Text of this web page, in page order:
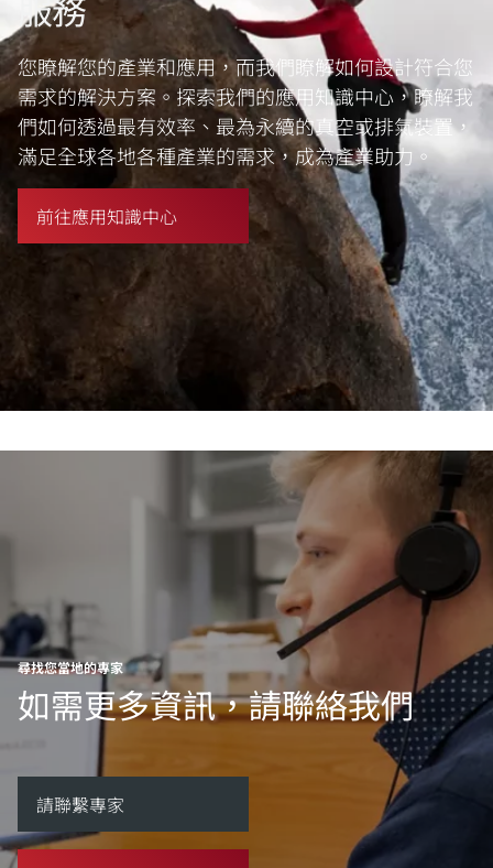
您瞭解您的產業和應用，而我們瞭解如何設計符合您
需求的解決方案。探索我們的應用知識中心，瞭解我
們如何透過最有效率、最為永續的真空或排氣裝置，
滿足全球各地各種產業的需求，成為產業助力。
前往應用知識中心
尋找您當地的專家
如需更多資訊，請聯絡我們
請聯繫專家